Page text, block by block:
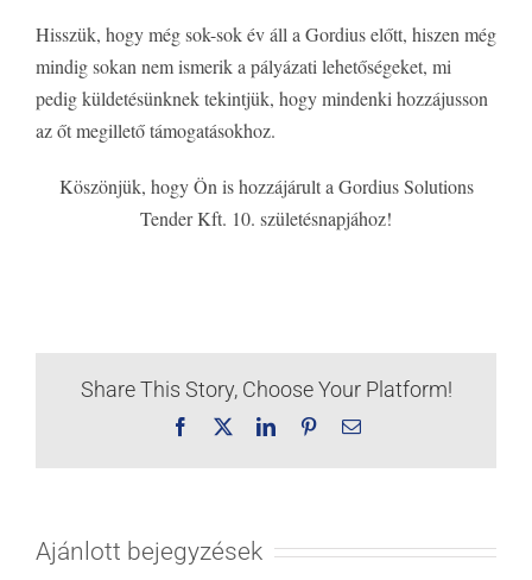
Hisszük, hogy még sok-sok év áll a Gordius előtt, hiszen még
mindig sokan nem ismerik a pályázati lehetőségeket, mi
pedig küldetésünknek tekintjük, hogy mindenki hozzájusson
az őt megillető támogatásokhoz.
Köszönjük, hogy Ön is hozzájárult a Gordius Solutions
Tender Kft. 10. születésnapjához!
Share This Story, Choose Your Platform!
Facebook LinkedInPinterestEmail:
Ajánlott bejegyzések